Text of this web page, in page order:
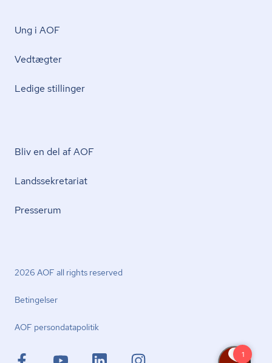
Ung i AOF
Vedtægter
Ledige stillinger
Bliv en del af AOF
Lands­se­kre­ta­ri­at
Presserum
2026 AOF all rights reserved
Betingelser
AOF per­son­da­ta­po­li­tik